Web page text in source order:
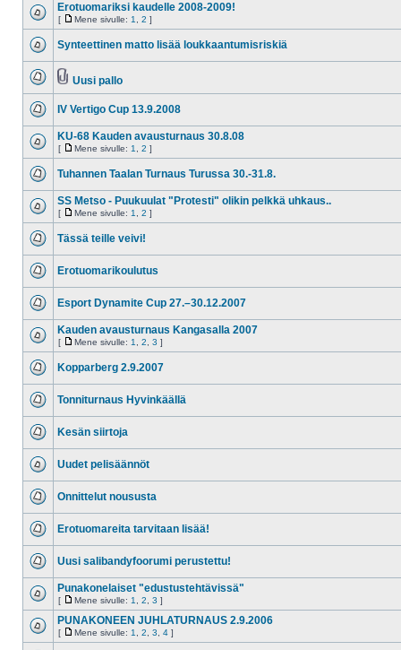
Erotuomariksi kaudelle 2008-2009!
[ Mene sivulle: 1 2 ]
Synteettinen matto lisää loukkaantumisriskiä
Uusi pallo
IV Vertigo Cup 13.9.2008
KU-68 Kauden avausturnaus 30.8.08
[ Mene sivulle: 1 2 ]
Tuhannen Taalan Turnaus Turussa 30.-31.8.
SS Metso - Puukuulat "Protesti" olikin pelkkä uhkaus..
[ Mene sivulle: 1 2 ]
Tässä teille veivi!
Erotuomarikoulutus
Esport Dynamite Cup 27.–30.12.2007
Kauden avausturnaus Kangasalla 2007
[ Mene sivulle: 1 2 3 ]
Kopparberg 2.9.2007
Tonniturnaus Hyvinkäällä
Kesän siirtoja
Uudet pelisäännöt
Onnittelut noususta
Erotuomareita tarvitaan lisää!
Uusi salibandyfoorumi perustettu!
Punakonelaiset "edustustehtävissä"
[ Mene sivulle: 1 2 3 ]
PUNAKONEEN JUHLATURNAUS 2.9.2006
[ Mene sivulle: 1 2 3 4 ]